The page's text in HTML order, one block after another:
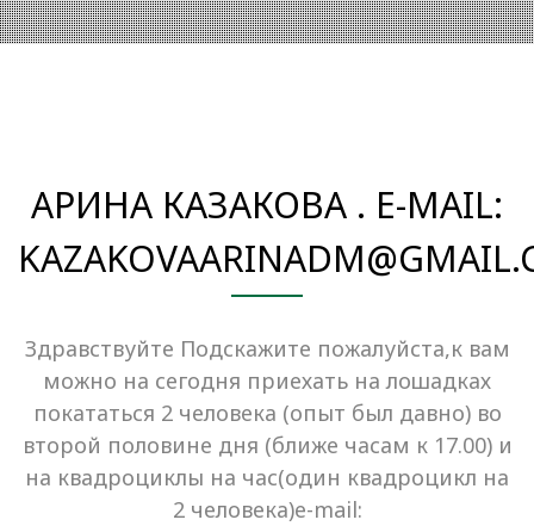
АРИНА КАЗАКОВА . E-MAIL:
Здравствуйте Подскажите пожалуйста,к вам
можно на сегодня приехать на лошадках
покататься 2 человека (опыт был давно) во
второй половине дня (ближе часам к 17.00) и
на квадроциклы на час(один квадроцикл на
2 человека)e-mail: